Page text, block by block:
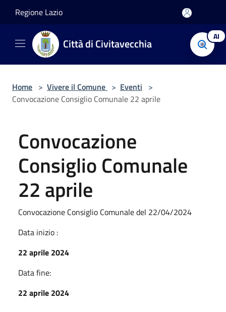
Regione Lazio
Città di Civitavecchia AI
Home > Vivere il Comune > Eventi >
Convocazione Consiglio Comunale 22 aprile
Convocazione
Consiglio Comunale
22 aprile
Convocazione Consiglio Comunale del 22/04/2024
Data inizio :
22 aprile 2024
Data fine:
22 aprile 2024